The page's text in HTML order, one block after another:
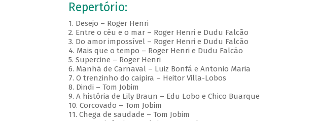
Repertório:
1. Desejo – Roger Henri
2. Entre o céu e o mar – Roger Henri e Dudu Falcão
3. Do amor impossível – Roger Henri e Dudu Falcão
4. Mais que o tempo – Roger Henri e Dudu Falcão
5. Supercine – Roger Henri
6. Manhã de Carnaval – Luiz Bonfá e Antonio Maria
7. O trenzinho do caipira – Heitor Villa-Lobos
8. Dindi – Tom Jobim
9. A história de Lily Braun – Edu Lobo e Chico Buarque
10. Corcovado – Tom Jobim
11. Chega de saudade – Tom Jobim